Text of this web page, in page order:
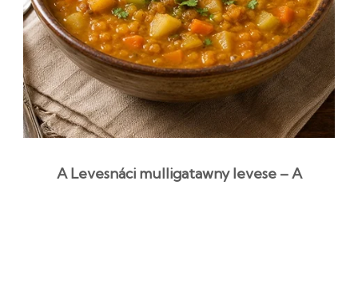
A Levesnáci mulligatawny levese – A